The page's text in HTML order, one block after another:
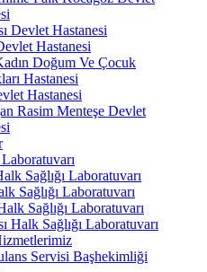
Devlet Hastanesi
Hastanesi
Doğum Ve Çocuk
Hastanesi
Hastanesi
Rasim Menteşe Devlet
Sağlığı Laboratuvarı
Sağlığı Laboratuvarı
Sağlığı Laboratuvarı
Halk Sağlığı Laboratuvarı
Servisi Başhekimliği